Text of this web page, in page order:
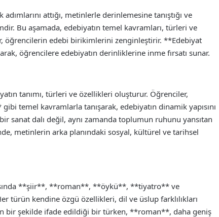
attığı, metinlerle derinlemesine tanıştığı ve
Bu aşamada, edebiyatın temel kavramları, türleri ve
öğrencilerin edebi birikimlerini zenginleştirir. **Edebiyat
öğrencilere edebiyatın derinliklerine inme fırsatı sunar.
tanımı, türleri ve özellikleri oluşturur. Öğrenciler,
temel kavramlarla tanışarak, edebiyatın dinamik yapısını
sanat dalı değil, aynı zamanda toplumun ruhunu yansıtan
metinlerin arka planındaki sosyal, kültürel ve tarihsel
**şiir**, **roman**, **öykü**, **tiyatro** ve
türün kendine özgü özellikleri, dil ve üslup farklılıkları
bir şekilde ifade edildiği bir türken, **roman**, daha geniş